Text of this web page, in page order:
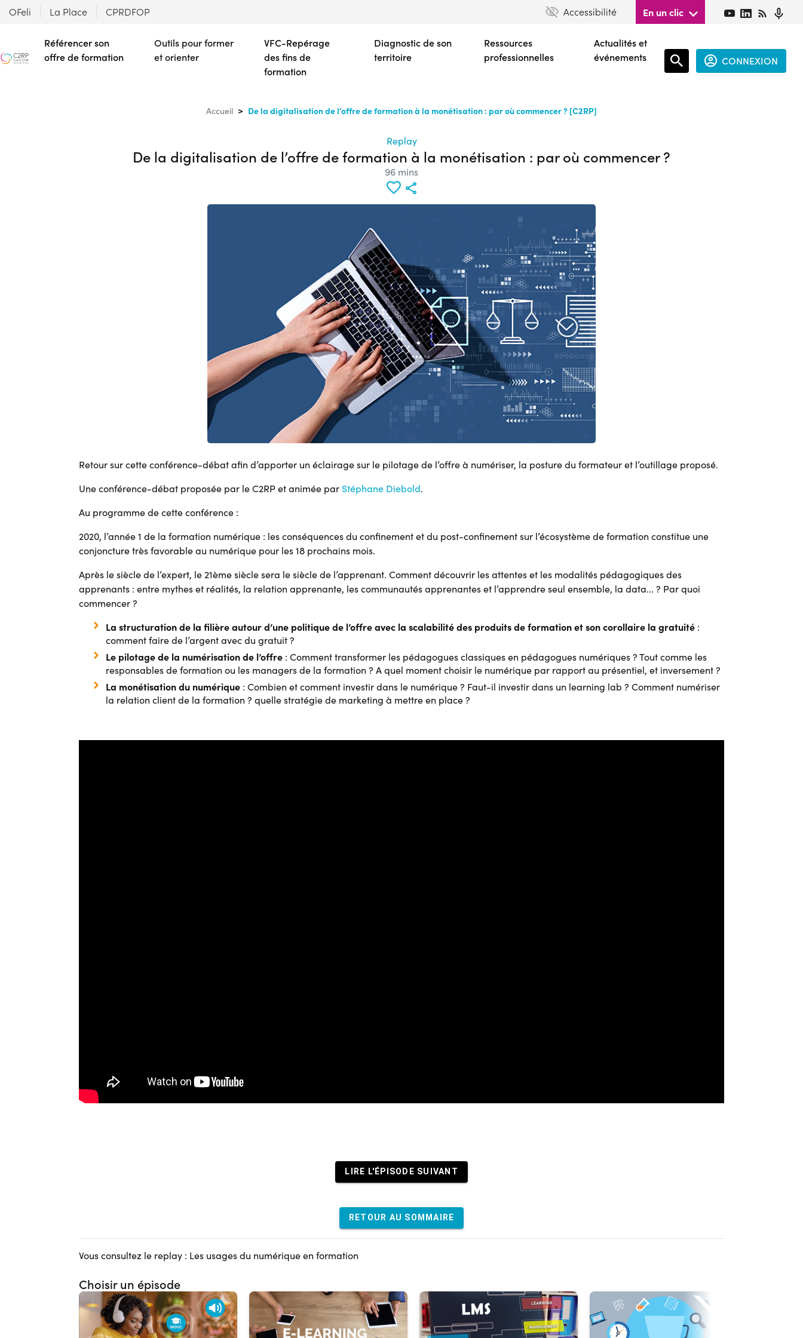
contenu
principal
OFeli La Place CPRDFOP Accessibilité En un clic
Référencer son
offre de formation
Outils pour former
et orienter
VFC-Repérage
des fins de
formation
Diagnostic de son
territoire
Ressources
professionnelles
Actualités et
événements
CONNEXION
Accueil De la digitalisation de l’offre de formation à la monétisation : par où commencer ? [C2RP]
Replay
De la digitalisation de l’offre de formation à la monétisation : par où commencer ?
96 mins
Retour sur cette conférence-débat afin d’apporter un éclairage sur le pilotage de l’offre à numériser, la posture du formateur et l’outillage proposé.
Une conférence-débat proposée par le C2RP et animée par Stéphane Diebold.
Au programme de cette conférence :
2020, l’année 1 de la formation numérique : les conséquences du confinement et du post-confinement sur l’écosystème de formation constitue une
conjoncture très favorable au numérique pour les 18 prochains mois.
Après le siècle de l’expert, le 21ème siècle sera le siècle de l’apprenant. Comment découvrir les attentes et les modalités pédagogiques des
apprenants : entre mythes et réalités, la relation apprenante, les communautés apprenantes et l’apprendre seul ensemble, la data... ? Par quoi
commencer ?
La structuration de la filière autour d’une politique de l’offre avec la scalabilité des produits de formation et son corollaire la gratuité :
comment faire de l’argent avec du gratuit ?
Le pilotage de la numérisation de l’offre : Comment transformer les pédagogues classiques en pédagogues numériques ? Tout comme les
responsables de formation ou les managers de la formation ? A quel moment choisir le numérique par rapport au présentiel, et inversement ?
La monétisation du numérique : Combien et comment investir dans le numérique ? Faut-il investir dans un learning lab ? Comment numériser
la relation client de la formation ? quelle stratégie de marketing à mettre en place ?
LIRE L'ÉPISODE SUIVANT
RETOUR AU SOMMAIRE
Vous consultez le replay : Les usages du numérique en formation
Choisir un épisode